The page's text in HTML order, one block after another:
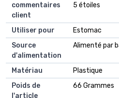
commentaires
client
5 étoiles
Utiliser pour
Estomac
Source
d'alimentation
Alimenté par
Matériau
Plastique
Poids de
l'article
66 Grammes